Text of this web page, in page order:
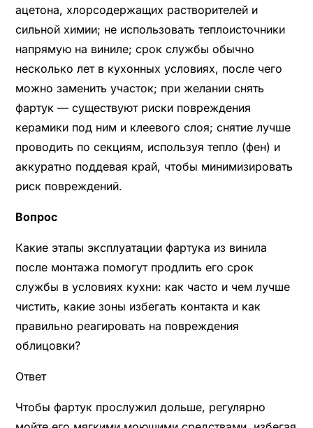
ацетона, хлорсодержащих растворителей и
сильной химии; не использовать теплоисточники
напрямую на виниле; срок службы обычно
несколько лет в кухонных условиях, после чего
можно заменить участок; при желании снять
фартук — существуют риски повреждения
керамики под ним и клеевого слоя; снятие лучше
проводить по секциям, используя тепло (фен) и
аккуратно поддевая край, чтобы минимизировать
риск повреждений.
Вопрос
Какие этапы эксплуатации фартука из винила
после монтажа помогут продлить его срок
службы в условиях кухни: как часто и чем лучше
чистить, какие зоны избегать контакта и как
правильно реагировать на повреждения
облицовки?
Ответ
Чтобы фартук прослужил дольше, регулярно